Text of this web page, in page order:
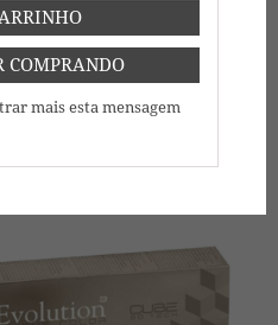
Buscar:
COMPRANDO
mais esta mensagem